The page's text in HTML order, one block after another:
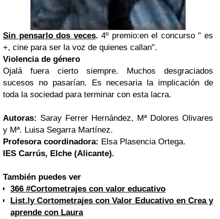
Sin pensarlo dos veces. 4º premio:en el concurso " es
+, cine para ser la voz de quienes callan".
Violencia de género
Ojalá fuera cierto siempre. Muchos desgraciados
sucesos no pasarían. Es necesaria la implicación de
toda la sociedad para terminar con esta lacra.
Autoras: Saray Ferrer Hernández, Mª Dolores Olivares
y Mª. Luisa Segarra Martínez.
Profesora coordinadora: Elsa Plasencia Ortega.
IES Carrús, Elche (Alicante).
También puedes ver
366 #Cortometrajes con valor educativo
List.ly Cortometrajes con Valor Educativo en Crea y
aprende con Laura